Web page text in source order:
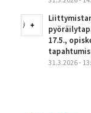
17.5.,
31.3.2026 -